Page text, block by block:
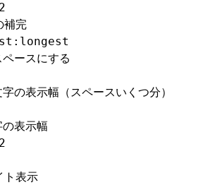
完
ースにする
表示幅（スペースいくつ分）
表示幅
表示